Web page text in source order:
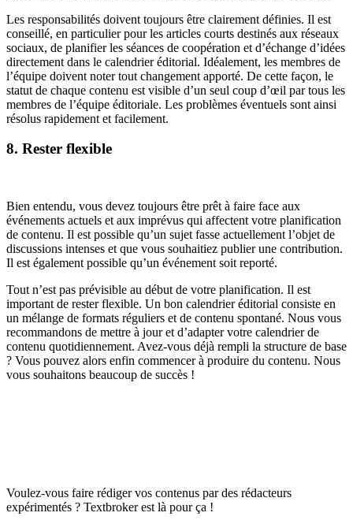
Les responsabilités doivent toujours être clairement définies. Il est
conseillé, en particulier pour les articles courts destinés aux réseaux
sociaux, de planifier les séances de coopération et d’échange d’idées
directement dans le calendrier éditorial. Idéalement, les membres de
l’équipe doivent noter tout changement apporté. De cette façon, le
statut de chaque contenu est visible d’un seul coup d’œil par tous les
membres de l’équipe éditoriale. Les problèmes éventuels sont ainsi
résolus rapidement et facilement.
8. Rester flexible
Bien entendu, vous devez toujours être prêt à faire face aux
événements actuels et aux imprévus qui affectent votre planification
de contenu. Il est possible qu’un sujet fasse actuellement l’objet de
discussions intenses et que vous souhaitiez publier une contribution.
Il est également possible qu’un événement soit reporté.
Tout n’est pas prévisible au début de votre planification. Il est
important de rester flexible. Un bon calendrier éditorial consiste en
un mélange de formats réguliers et de contenu spontané. Nous vous
recommandons de mettre à jour et d’adapter votre calendrier de
contenu quotidiennement. Avez-vous déjà rempli la structure de base
? Vous pouvez alors enfin commencer à produire du contenu. Nous
vous souhaitons beaucoup de succès !
Voulez-vous faire rédiger vos contenus par des rédacteurs
expérimentés ? Textbroker est là pour ça !